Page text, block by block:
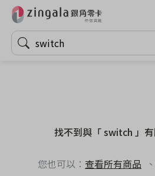
找不到與「 switch 」
您也可以： 查看所有商品 、